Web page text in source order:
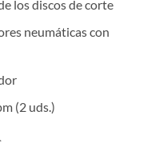
los discos de corte
neumáticas con
(2 uds.)